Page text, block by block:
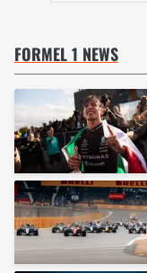
FORMEL 1 NEWS